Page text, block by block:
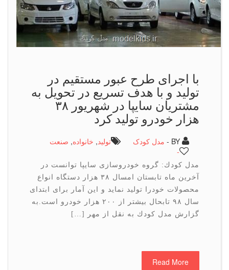
با اجرای طرح عبور مستقیم در
تولید و با هدف تسریع در تحویل به
مشتریان سایپا در شهریور ۳۸
هزار خودرو تولید كرد
مدل کودک تولید ,خانواده, صنعت
مدل كودك: گروه خودروسازی سایپا توانست در
آخرین ماه تابستان امسال ۳۸ هزار دستگاه انواع
محصولات خودرا تولید نماید و این آمار برای ابتدای
سال ۹۸ تابحال بیشتر از ۲۰۰ هزار خودرو است.به
گزارش مدل كودك به نقل از مهر […]
Read More